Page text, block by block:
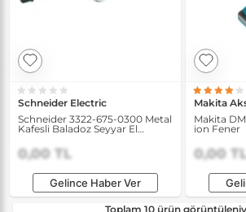
Schneider Electric
Schneider 3322-675-0300 Metal
Kafesli Baladoz Seyyar El
0,00 TL
Gelince Haber Ver
Makita
Makita
ion Fener
0,00
Toplam 10 ürün